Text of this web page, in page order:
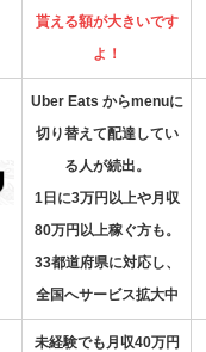
貰える額が大きいです
よ！
Uber Eats からmenuに
切り替えて配達してい
る人が続出。
1日に3万円以上や月収
80万円以上稼ぐ方も。
33都道府県に対応し、
全国へサービス拡大中
未経験でも月収40万円